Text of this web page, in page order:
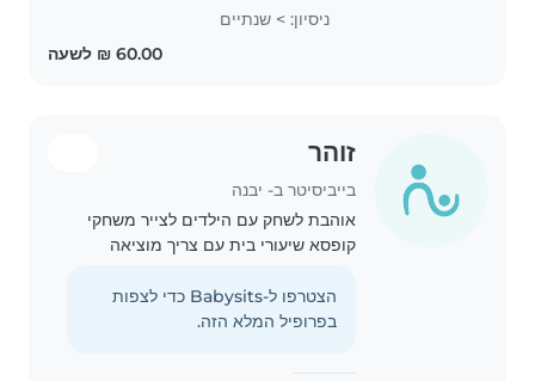
my nursing degree. I have a
fondness for dogs and have..
ניסיון: > שנתיים
זוהר
בייביסיטר ב- יבנה
אוהבת לשחק עם הילדים לצייר משחקי
קופסא שיעורי בית עם צריך מוציאה
הצטרפו ל-Babysits כדי לצפות
בפרופיל המלא הזה.